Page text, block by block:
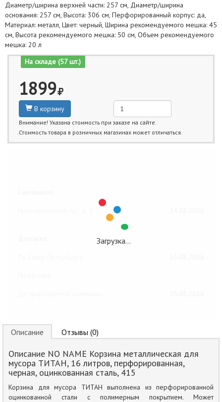
Диаметр/ширина верхней части: 257 см, Диаметр/ширина
основания: 257 см, Высота: 306 см, Перфорированный корпус: да,
Материал: металл, Цвет: черный, Ширина рекомендуемого мешка: 45
см, Высота рекомендуемого мешка: 50 см, Объем рекомендуемого
мешка: 20 л
На складе (57 шт.)
1899
В корзину
Внимание! Указана стоимость при заказе на сайте.
Стоимость товара в розничных магазинах может отличаться.
Загрузка…
Описание Отзывы (0)
Описание NO NAME Корзина металлическая для
мусора ТИТАН, 16 литров, перфорированная,
черная, оцинкованная сталь, 415
Корзина для мусора ТИТАН выполнена из перфорированной
оцинкованной стали с полимерным покрытием. Может